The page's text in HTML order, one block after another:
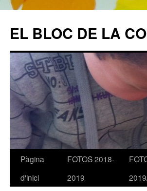
EL BLOC DE LA
Vés
Pàgina
d'inici
FOTOS 2018-
2019